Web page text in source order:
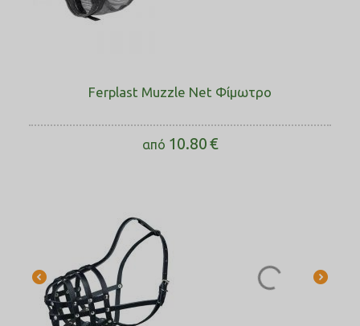
Ferplast Muzzle Net Φίμωτρο
από 10.80€